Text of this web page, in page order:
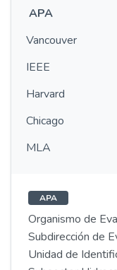
APA
Vancouver
IEEE
Harvard
Chicago
MLA
APA
Organismo de
Subdirección de
Unidad de